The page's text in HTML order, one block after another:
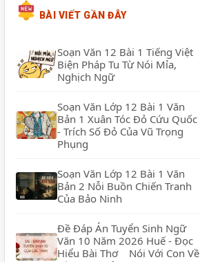
BÀI VIẾT GẦN ĐÂY
Soạn Văn 12 Bài 1 Tiếng Việt
Biện Pháp Tu Từ Nói Mỉa,
Nghịch Ngữ
Soạn Văn Lớp 12 Bài 1 Văn
Bản 1 Xuân Tóc Đỏ Cứu Quốc
- Trích Số Đỏ Của Vũ Trọng
Phụng
Soạn Văn Lớp 12 Bài 1 Văn
Bản 2 Nỗi Buồn Chiến Tranh
Của Bảo Ninh
Đề Đáp Án Tuyển Sinh Ngữ
Văn 10 Năm 2026 Huế - Đọc
Hiểu Bài Thơ Nói Với Con Về